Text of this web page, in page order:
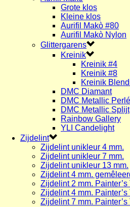
Grote klos
Kleine klos
Aurifil Makò #80
Aurifil Makò Nylon
Glittergarens
Kreinik
Kreinik #4
Kreinik #8
Kreinik
DMC Diamant
DMC Metallic Perlé
DMC Metallic Splijt
Rainbow Gallery
YLI Candelight
Zijdelint
Zijdelint unikleur 4 mm.
Zijdelint unikleur 7 mm.
Zijdelint unikleur 13 mm.
Zijdelint 4 mm.
Zijdelint 2 mm. Painter’s
Zijdelint 4 mm. Painter’s
Zijdelint 7 mm. Painter’s